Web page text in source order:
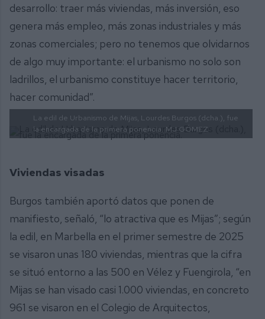
desarrollo: traer más viviendas, más inversión, eso
genera más empleo, más zonas industriales y más
zonas comerciales; pero no tenemos que olvidarnos
de algo muy importante: el urbanismo no solo son
ladrillos, el urbanismo constituye hacer territorio,
hacer comunidad”.
La edil de Urbanismo de Mijas, Lourdes Burgos (dcha.), fue
la encargada de la primera ponencia. MJ GÓMEZ
Viviendas visadas
Burgos también aportó datos que ponen de
manifiesto, señaló, “lo atractiva que es Mijas”; según
la edil, en Marbella en el primer semestre de 2025
se visaron unas 180 viviendas, mientras que la cifra
se situó entorno a las 500 en Vélez y Fuengirola, “en
Mijas se han visado casi 1.000 viviendas, en concreto
961 se visaron en el Colegio de Arquitectos,